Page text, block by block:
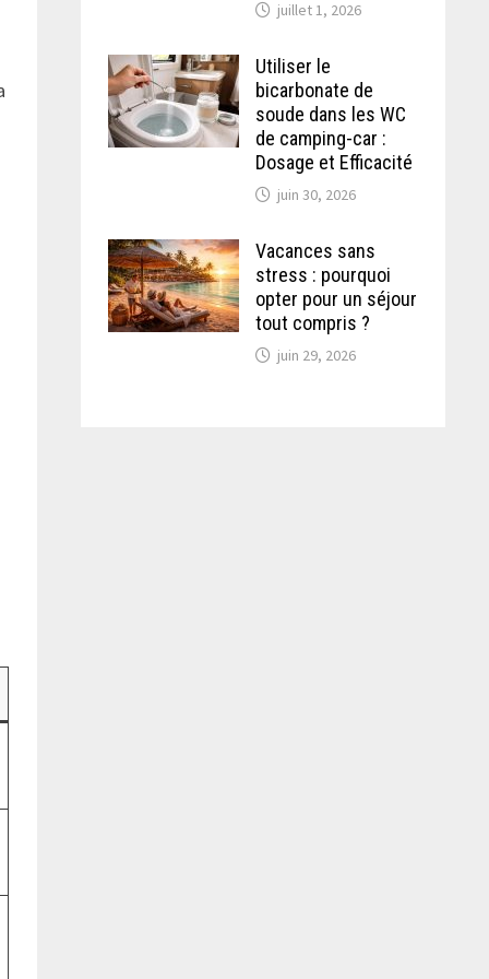
juillet 1, 2026
Utiliser le
bicarbonate de
soude dans les WC
de camping-car :
Dosage et Efficacité
juin 30, 2026
Vacances sans
stress : pourquoi
opter pour un séjour
tout compris ?
juin 29, 2026